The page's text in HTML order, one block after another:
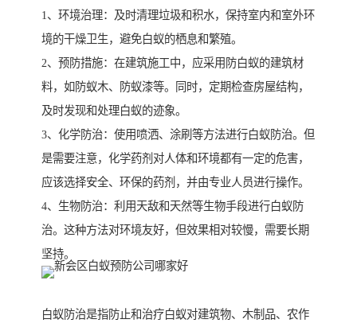
1、环境治理：及时清理垃圾和积水，保持室内和室外环
境的干燥卫生，避免白蚁的栖息和繁殖。
2、预防措施：在建筑施工中，应采用防白蚁的建筑材
料，如防蚁木、防蚁漆等。同时，定期检查房屋结构，
及时发现和处理白蚁的迹象。
3、化学防治：使用喷洒、涂刷等方法进行白蚁防治。但
是需要注意，化学药剂对人体和环境都有一定的危害，
应该选择安全、环保的药剂，并由专业人员进行操作。
4、生物防治：利用天敌和天然等生物手段进行白蚁防
治。这种方法对环境友好，但效果相对较慢，需要长期
坚持。
白蚁防治是指防止和治疗白蚁对建筑物、木制品、农作